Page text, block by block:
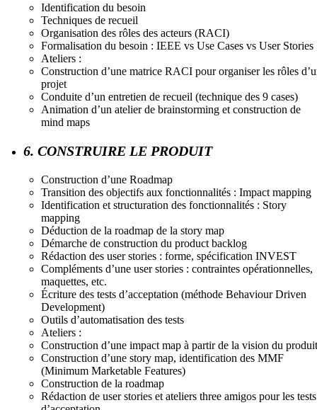
Identification du besoin
Techniques de recueil
Organisation des rôles des acteurs (RACI)
Formalisation du besoin : IEEE vs Use Cases vs User Stories
Ateliers :
Construction d’une matrice RACI pour organiser les rôles
projet
Conduite d’un entretien de recueil (technique des 9 cases)
Animation d’un atelier de brainstorming et construction de
mind maps
6. CONSTRUIRE LE PRODUIT
Construction d’une Roadmap
Transition des objectifs aux fonctionnalités : Impact mapping
Identification et structuration des fonctionnalités : Story
mapping
Déduction de la roadmap de la story map
Démarche de construction du product backlog
Rédaction des user stories : forme, spécification INVEST
Compléments d’une user stories : contraintes opérationnelles,
maquettes, etc.
Écriture des tests d’acceptation (méthode Behaviour Driven
Development)
Outils d’automatisation des tests
Ateliers :
Construction d’une impact map à partir de la vision du produit
Construction d’une story map, identification des MMF
(Minimum Marketable Features)
Construction de la roadmap
Rédaction de user stories et ateliers three amigos pour les tests